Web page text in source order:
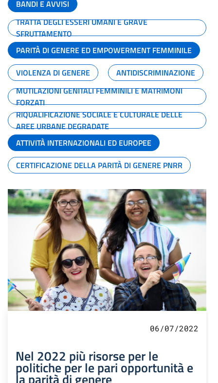
BANDI E AVVISI
TRATTA DEGLI ESSERI UMANI E GRAVE
SFRUTTAMENTO
PARITÀ DI GENERE ED EMPOWERMENT FEMMINILE
VIOLENZA DI GENERE
ANTIDISCRIMINAZIONE
MUTILAZIONI GENITALI FEMMINILI E MATRIMONI
FORZATI
RIQUALIFICAZIONE SOCIALE E CULTURALE DELLE
AREE URBANE DEGRADATE
ATTIVITÀ INTERNAZIONALI ED EUROPEE
CERTIFICAZIONE DELLA PARITÀ DI GENERE PNRR
06/07/2022
Nel 2022 più risorse per le
politiche per le pari opportunità e
la parità di genere